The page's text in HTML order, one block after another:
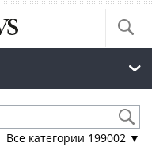
Все категории 199002 ▼